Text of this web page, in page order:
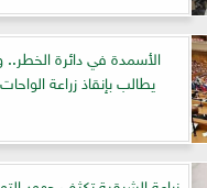
الأسمدة في دائرة الخطر..
يطالب بإنقاذ زراعة